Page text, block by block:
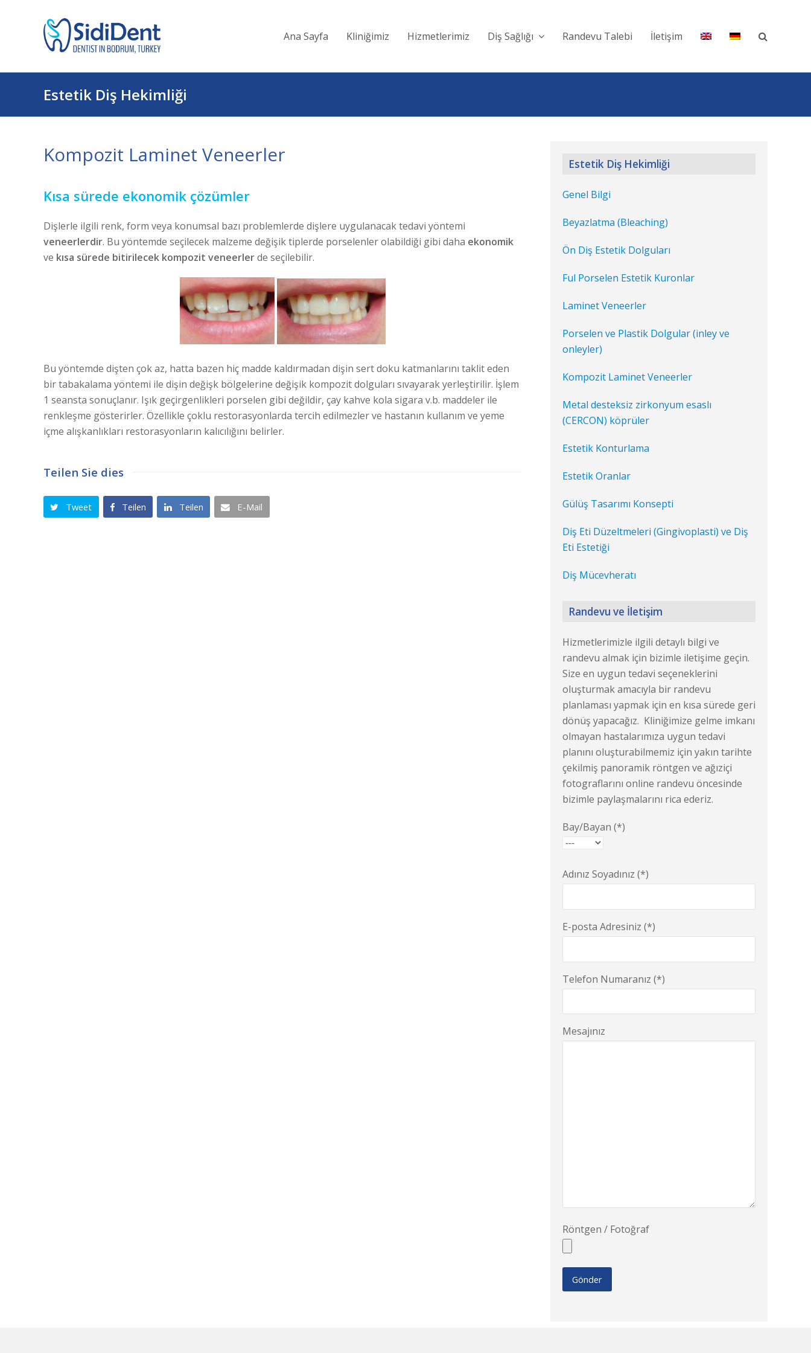
Ana Sayfa Kliniğimiz Hizmetlerimiz Diş Sağlığı Randevu Talebi İletişim
Estetik Diş Hekimliği
Kompozit Laminet Veneerler
Kısa sürede ekonomik çözümler
Dişlerle ilgili renk, form veya konumsal bazı problemlerde dişlere uygulanacak tedavi yöntemi
veneerlerdir. Bu yöntemde seçilecek malzeme değişik tiplerde porselenler olabildiği gibi daha ekonomik
ve kısa sürede bitirilecek kompozit veneerlerde seçilebilir.
Bu yöntemde dişten çok az, hatta bazen hiç madde kaldırmadan dişin sert doku katmanlarını taklit eden
bir tabakalama yöntemi ile dişin değişk bölgelerine değişik kompozit dolguları sıvayarak yerleştirilir. İşlem
1 seansta sonuçlanır. Işık geçirgenlikleri porselen gibi değildir, çay kahve kola sigara v.b. maddeler ile
renkleşme gösterirler. Özellikle çoklu restorasyonlarda tercih edilmezler ve hastanın kullanım ve yeme
içme alışkanlıkları restorasyonların kalıcılığını belirler.
Teilen Sie dies
Tweet Teilen Teilen E-Mail
Estetik Diş Hekimliği
Genel Bilgi
Beyazlatma (Bleaching)
Ön Diş Estetik Dolguları
Ful Porselen Estetik Kuronlar
Laminet Veneerler
Porselen ve Plastik Dolgular (inley ve
onleyler)
Kompozit Laminet Veneerler
Metal desteksiz zirkonyum esaslı
(CERCON) köprüler
Estetik Konturlama
Estetik Oranlar
Gülüş Tasarımı Konsepti
Diş Eti Düzeltmeleri (Gingivoplasti) ve Diş
Eti Estetiği
Diş Mücevheratı
Randevu ve İletişim
Hizmetlerimizle ilgili detaylı bilgi ve
randevu almak için bizimle iletişime geçin.
Size en uygun tedavi seçeneklerini
oluşturmak amacıyla bir randevu
planlaması yapmak için en kısa sürede geri
dönüş yapacağız. Kliniğimize gelme imkanı
olmayan hastalarımıza uygun tedavi
planını oluşturabilmemiz için yakın tarihte
çekilmiş panoramik röntgen ve ağıziçi
fotograflarını online randevu öncesinde
bizimle paylaşmalarını rica ederiz.
Bay/Bayan (*)
Adınız Soyadınız (*)
E-posta Adresiniz (*)
Telefon Numaranız (*)
Mesajınız
Röntgen / Fotoğraf